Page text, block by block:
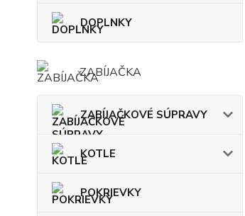
DOPLNKY
ZABÍJAČKA
ZABÍJAČKOVÉ SÚPRAVY
KOTLE
POKRIEVKY